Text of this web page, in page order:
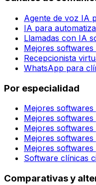
Agente de voz IA
IA para
Llamadas con IA
Mejores
Recepcionista
WhatsApp para
Por especialidad
Mejores
Mejores
Mejores softwares
Mejores softwares
Mejores
Software clínicas
Comparativas y